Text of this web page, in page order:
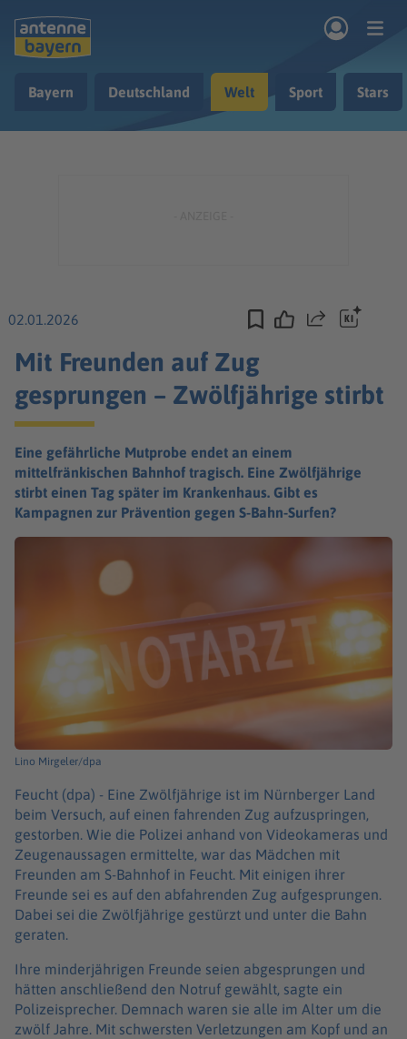
Nachrichten
Bayern Deutschland Welt Sport Stars
02.01.2026 Teilen
Mit Freunden auf Zug
gesprungen – Zwölfjährige stirbt
Eine gefährliche Mutprobe endet an einem
mittelfränkischen Bahnhof tragisch. Eine Zwölfjährige
stirbt einen Tag später im Krankenhaus. Gibt es
Kampagnen zur Prävention gegen S-Bahn-Surfen?
Lino Mirgeler/dpa
Feucht (dpa) - Eine Zwölfjährige ist im Nürnberger Land
beim Versuch, auf einen fahrenden Zug aufzuspringen,
gestorben. Wie die Polizei anhand von Videokameras und
Zeugenaussagen ermittelte, war das Mädchen mit
Freunden am S-Bahnhof in Feucht. Mit einigen ihrer
Freunde sei es auf den abfahrenden Zug aufgesprungen.
Dabei sei die Zwölfjährige gestürzt und unter die Bahn
geraten.
Ihre minderjährigen Freunde seien abgesprungen und
hätten anschließend den Notruf gewählt, sagte ein
Polizeisprecher. Demnach waren sie alle im Alter um die
zwölf Jahre. Mit schwersten Verletzungen am Kopf und an